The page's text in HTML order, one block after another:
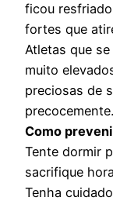
ficou
fortes que
Atletas que
muito
preciosas de
precocemente.
Como
Tente dormir
sacrifique
Tenha